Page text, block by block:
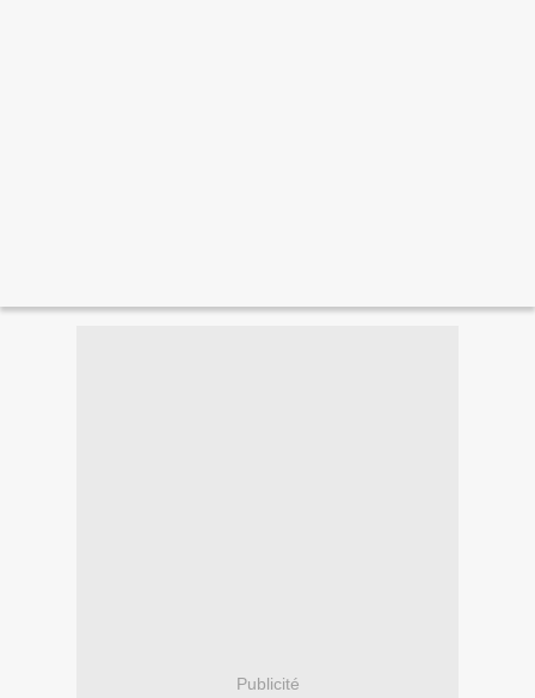
Publicité